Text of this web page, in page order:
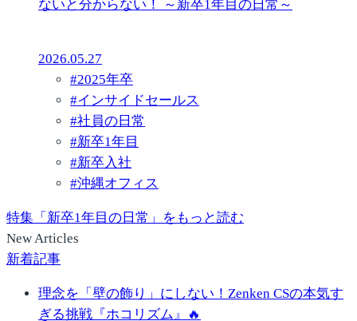
ないと分からない！ ～新卒1年目の日常～
2026.05.27
#2025年卒
#インサイドセールス
#社員の日常
#新卒1年目
#新卒入社
#沖縄オフィス
特集「新卒1年目の日常」をもっと読む
New Articles
新着記事
理念を「壁の飾り」にしない！Zenken CSの本気す
ぎる挑戦『ホコリズム』🔥